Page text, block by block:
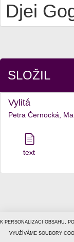
K PERSONALIZACI OBSAHU,
VYUŽÍVÁME SOUBORY
Djei
SLOŽIL
Vylitá
text
© 1996–2026